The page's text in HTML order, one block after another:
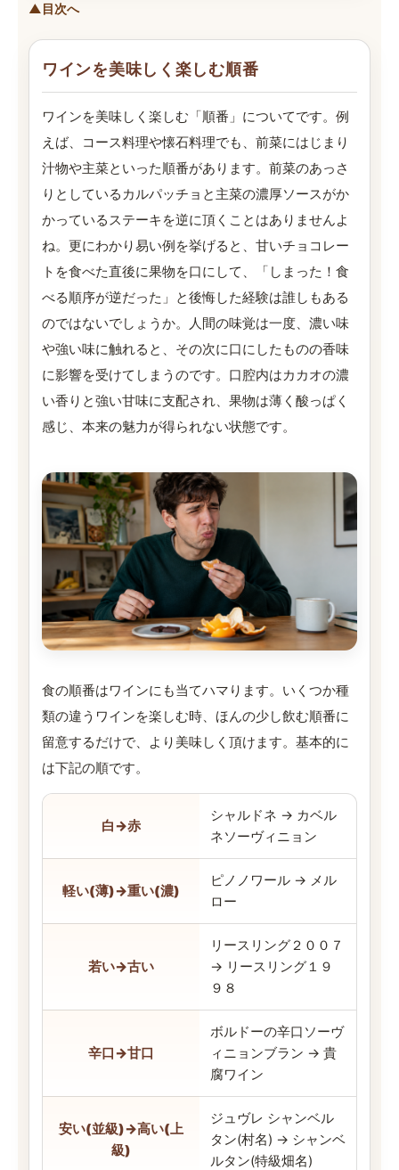
▲目次へ
ワインを美味しく楽しむ順番
ワインを美味しく楽しむ「順番」についてです。例
えば、コース料理や懐石料理でも、前菜にはじまり
汁物や主菜といった順番があります。前菜のあっさ
りとしているカルパッチョと主菜の濃厚ソースがか
かっているステーキを逆に頂くことはありませんよ
ね。更にわかり易い例を挙げると、甘いチョコレー
トを食べた直後に果物を口にして、「しまった！食
べる順序が逆だった」と後悔した経験は誰しもある
のではないでしょうか。人間の味覚は一度、濃い味
や強い味に触れると、その次に口にしたものの香味
に影響を受けてしまうのです。口腔内はカカオの濃
い香りと強い甘味に支配され、果物は薄く酸っぱく
感じ、本来の魅力が得られない状態です。
食の順番はワインにも当てハマります。いくつか種
類の違うワインを楽しむ時、ほんの少し飲む順番に
留意するだけで、より美味しく頂けます。基本的に
は下記の順です。
白→赤
シャルドネ → カベル
ネソーヴィニョン
軽い(薄)→重い(濃)
ピノノワール → メル
ロー
若い→古い
リースリング２００７
→ リースリング１９
９８
辛口→甘口
ボルドーの辛口ソーヴ
ィニョンブラン → 貴
腐ワイン
安い(並級)→高い(上
級)
ジュヴレ シャンベル
タン(村名) → シャンベ
ルタン(特級畑名)